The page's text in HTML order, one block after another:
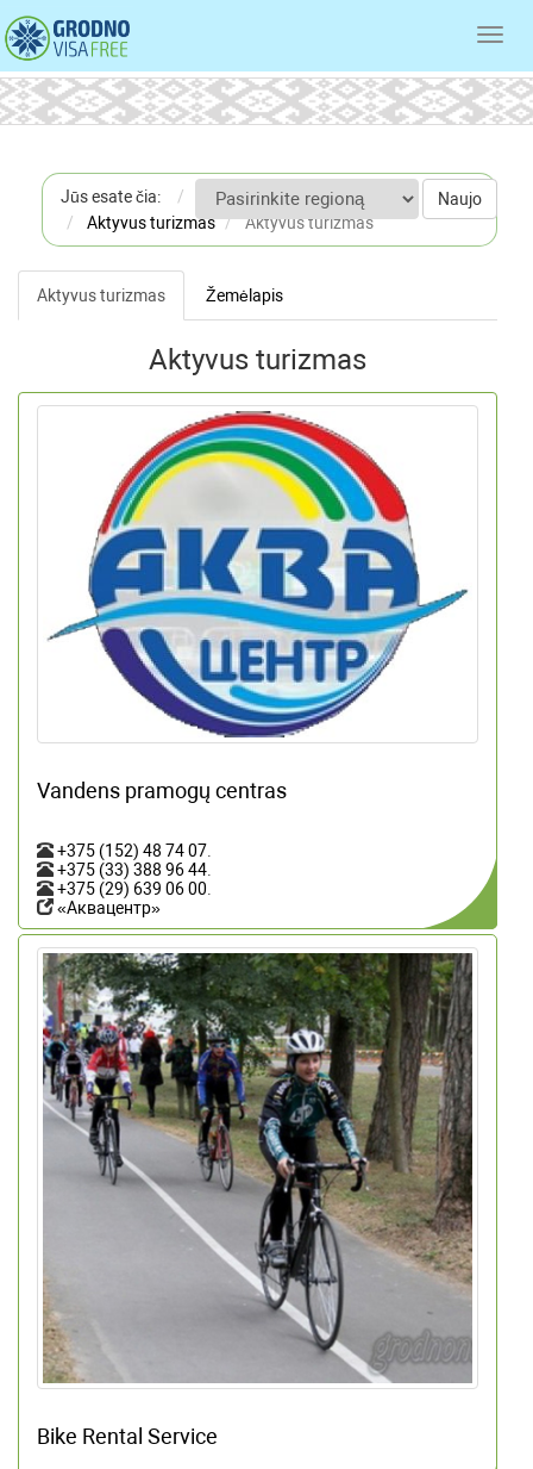
Jūs esate čia:
Pradžia
Aktyvus turizmas
Aktyvus turizmas
Naujo
Aktyvus turizmas Žemėlapis
Aktyvus turizmas
Vandens pramogų centras
+375 (152) 48 74 07.
+375 (33) 388 96 44.
+375 (29) 639 06 00.
«Аквацентр»
Bike Rental Service